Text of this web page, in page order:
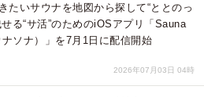
たいサウナを地図から探して“ととのっ
せる“サ活”のためのiOSアプリ「Sauna
ソナ）」を7月1日に配信開始
2026年07月03日 04時